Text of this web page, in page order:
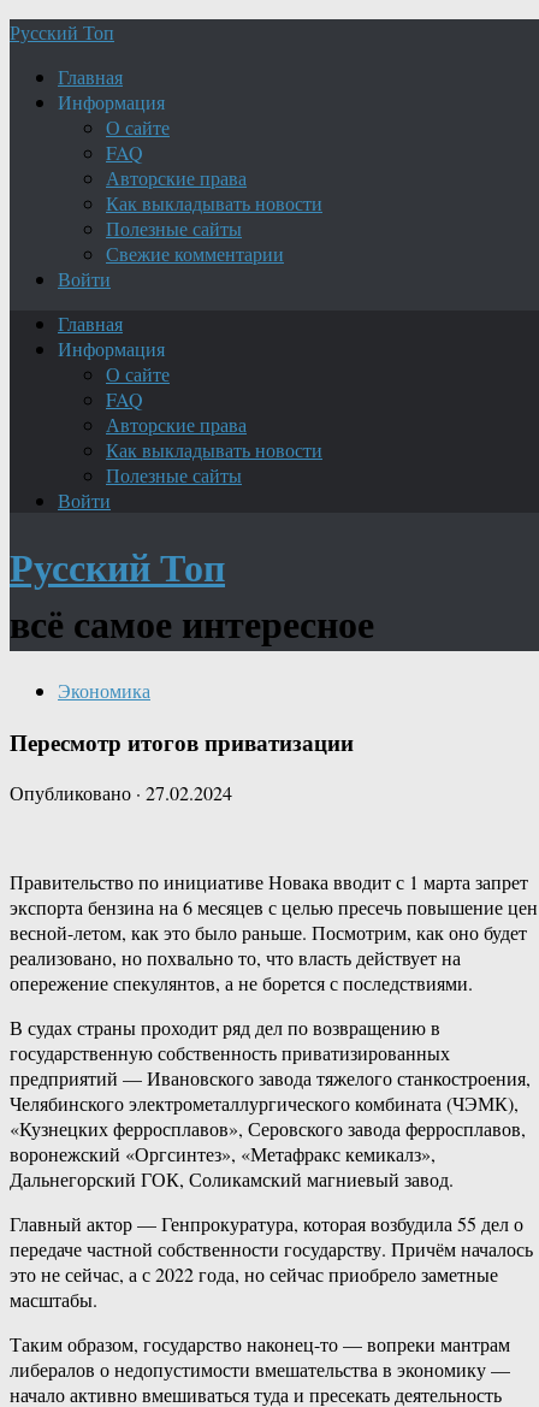
Русский Топ
Главная
Информация
О сайте
FAQ
Авторские права
Как выкладывать новости
Полезные сайты
Свежие комментарии
Войти
Главная
Информация
О сайте
FAQ
Авторские права
Как выкладывать новости
Полезные сайты
Войти
Русский Топ
всё самое интересное
Экономика
Пересмотр итогов приватизации
Опубликовано · 27.02.2024
Правительство по инициативе Новака вводит с 1 марта запрет
экспорта бензина на 6 месяцев с целью пресечь повышение цен
весной-летом, как это было раньше. Посмотрим, как оно будет
реализовано, но похвально то, что власть действует на
опережение спекулянтов, а не борется с последствиями.
В судах страны проходит ряд дел по возвращению в
государственную собственность приватизированных
предприятий — Ивановского завода тяжелого станкостроения,
Челябинского электрометаллургического комбината (ЧЭМК),
«Кузнецких ферросплавов», Серовского завода ферросплавов,
воронежский «Оргсинтез», «Метафракс кемикалз»,
Дальнегорский ГОК, Соликамский магниевый завод.
Главный актор — Генпрокуратура, которая возбудила 55 дел о
передаче частной собственности государству. Причём началось
это не сейчас, а с 2022 года, но сейчас приобрело заметные
масштабы.
Таким образом, государство наконец-то — вопреки мантрам
либералов о недопустимости вмешательства в экономику —
начало активно вмешиваться туда и пресекать деятельность